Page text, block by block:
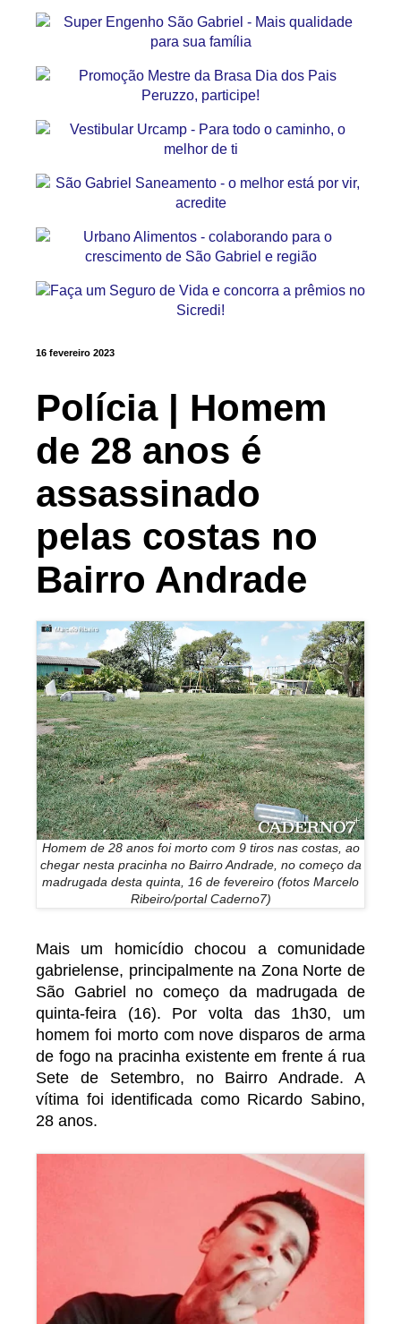
16 fevereiro 2023
Polícia | Homem
de 28 anos é
assassinado
pelas costas no
Bairro Andrade
Homem de 28 anos foi morto com 9 tiros nas costas, ao
chegar nesta pracinha no Bairro Andrade, no começo da
madrugada desta quinta, 16 de fevereiro (fotos Marcelo
Ribeiro/portal Caderno7)
Mais um homicídio chocou a comunidade
gabrielense, principalmente na Zona Norte de
São Gabriel no começo da madrugada de
quinta-feira (16). Por volta das 1h30, um
homem foi morto com nove disparos de arma
de fogo na pracinha existente em frente á rua
Sete de Setembro, no Bairro Andrade. A
vítima foi identificada como Ricardo Sabino,
28 anos.